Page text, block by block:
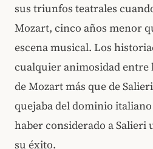
sus triunfos teatrales
Mozart, cinco años menor
escena musical. Los
cualquier animosidad entre
de Mozart más que de
quejaba del dominio
haber considerado a
su éxito.